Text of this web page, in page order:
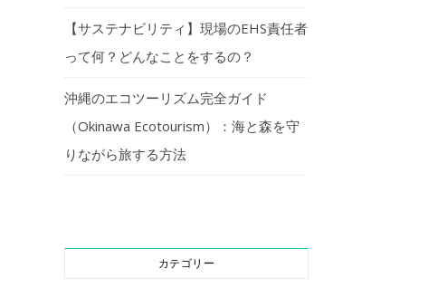
【サステナビリティ】現場のEHS責任者
って何？どんなことをするの？
沖縄のエコツーリズム完全ガイド
（Okinawa Ecotourism）：海と森を守
りながら旅する方法
カテゴリー